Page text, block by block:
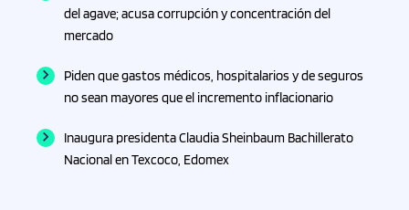
del agave; acusa corrupción y concentración del
mercado
Piden que gastos médicos, hospitalarios y de seguros
no sean mayores que el incremento inflacionario
Inaugura presidenta Claudia Sheinbaum Bachillerato
Nacional en Texcoco, Edomex